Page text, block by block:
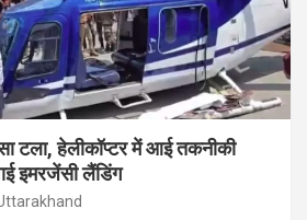
टला, हेलीकॉप्टर में आई तकनीकी
इमरजेंसी लैंडिंग